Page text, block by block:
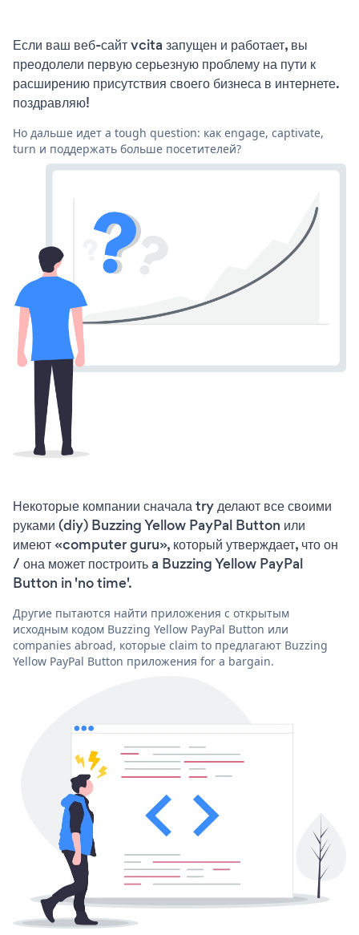
Если ваш веб-сайт vcita запущен и работает, вы
преодолели первую серьезную проблему на пути к
расширению присутствия своего бизнеса в интернете.
поздравляю!
Но дальше идет a tough question: как engage, captivate,
turn и поддержать больше посетителей?
Некоторые компании сначала try делают все своими
руками (diy) Buzzing Yellow PayPal Button или
имеют «computer guru», который утверждает, что он
/ она может построить a Buzzing Yellow PayPal
Button in 'no time'.
Другие пытаются найти приложения с открытым
исходным кодом Buzzing Yellow PayPal Button или
companies abroad, которые claim to предлагают Buzzing
Yellow PayPal Button приложения for a bargain.